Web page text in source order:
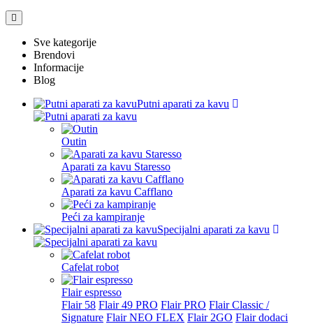
Sve kategorije
Brendovi
Informacije
Blog
Putni aparati za kavu
Outin
Aparati za kavu Staresso
Aparati za kavu Cafflano
Peći za kampiranje
Specijalni aparati za kavu
Cafelat robot
Flair espresso
Flair 58 Flair 49 PRO Flair PRO Flair Classic /
Signature Flair NEO FLEX Flair 2GO Flair dodaci